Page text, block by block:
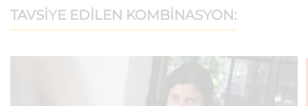
TAVSIYE EDILEN KOMBINASYON: